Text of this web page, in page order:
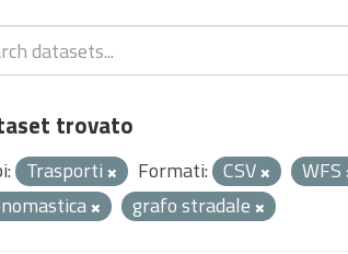
trovato
Trasporti Formati: CSV WFS
grafo stradale